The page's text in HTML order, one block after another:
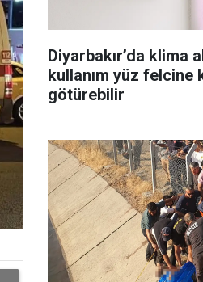
Diyarbakır’da klima
kullanım yüz felcine
götürebilir